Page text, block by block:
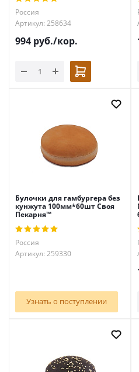
Россия
Артикул: 258634
994 руб./кор.
Булочки для гамбургера без
кунжута 100мм*60шт Своя
Пекарня™
Россия
Артикул: 259330
Узнать о поступлении